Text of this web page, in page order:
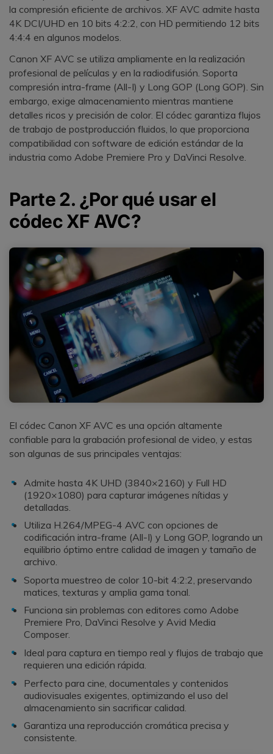
la compresión eficiente de archivos. XF AVC admite hasta
4K DCI/UHD en 10 bits 4:2:2, con HD permitiendo 12 bits
4:4:4 en algunos modelos.
Canon XF AVC se utiliza ampliamente en la realización
profesional de películas y en la radiodifusión. Soporta
compresión intra-frame (All-I) y Long GOP (Long GOP). Sin
embargo, exige almacenamiento mientras mantiene
detalles ricos y precisión de color. El códec garantiza flujos
de trabajo de postproducción fluidos, lo que proporciona
compatibilidad con software de edición estándar de la
industria como Adobe Premiere Pro y DaVinci Resolve.
Parte 2. ¿Por qué usar el
códec XF AVC?
El códec Canon XF AVC es una opción altamente
confiable para la grabación profesional de video, y estas
son algunas de sus principales ventajas:
Admite hasta 4K UHD (3840×2160) y Full HD
(1920×1080) para capturar imágenes nítidas y
detalladas.
Utiliza H.264/MPEG-4 AVC con opciones de
codificación intra-frame (All-I) y Long GOP, logrando un
equilibrio óptimo entre calidad de imagen y tamaño de
archivo.
Soporta muestreo de color 10-bit 4:2:2, preservando
matices, texturas y amplia gama tonal.
Funciona sin problemas con editores como Adobe
Premiere Pro, DaVinci Resolve y Avid Media
Composer.
Ideal para captura en tiempo real y flujos de trabajo que
requieren una edición rápida.
Perfecto para cine, documentales y contenidos
audiovisuales exigentes, optimizando el uso del
almacenamiento sin sacrificar calidad.
Garantiza una reproducción cromática precisa y
consistente.